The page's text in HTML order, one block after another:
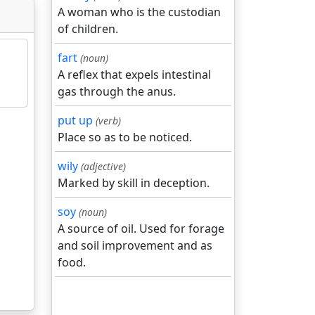
A woman who is the custodian
of children.
fart (noun)
A reflex that expels intestinal
gas through the anus.
put up (verb)
Place so as to be noticed.
wily (adjective)
Marked by skill in deception.
soy (noun)
A source of oil. Used for forage
and soil improvement and as
food.